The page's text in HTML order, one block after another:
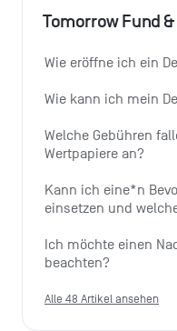
Tomorrow Fund &
Wie eröffne ich ein
Wie kann ich mein
Welche Gebühren
Wertpapiere an?
Kann ich eine*n
einsetzen und
Ich möchte einen
beachten?
Alle 48 Artikel ansehen